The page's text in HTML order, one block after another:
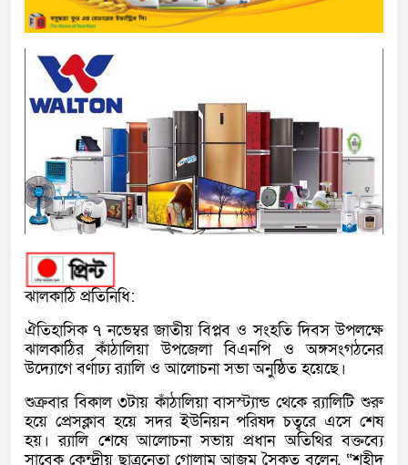
ঝালকাঠি প্রতিনিধি:
ঐতিহাসিক ৭ নভেম্বর জাতীয় বিপ্লব ও সংহতি দিবস উপলক্ষে
ঝালকাঠির কাঁঠালিয়া উপজেলা বিএনপি ও অঙ্গসংগঠনের
উদ্যোগে বর্ণাঢ্য র‍্যালি ও আলোচনা সভা অনুষ্ঠিত হয়েছে।
শুক্রবার বিকাল ৩টায় কাঁঠালিয়া বাসস্ট্যান্ড থেকে র‍্যালিটি শুরু
হয়ে প্রেসক্লাব হয়ে সদর ইউনিয়ন পরিষদ চত্বরে এসে শেষ
হয়। র‍্যালি শেষে আলোচনা সভায় প্রধান অতিথির বক্তব্যে
সাবেক কেন্দ্রীয় ছাত্রনেতা গোলাম আজম সৈকত বলেন, “শহীদ